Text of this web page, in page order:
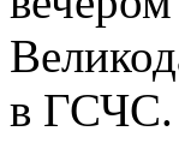
в ГСЧС.